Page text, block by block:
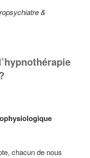
&
chacun de nous